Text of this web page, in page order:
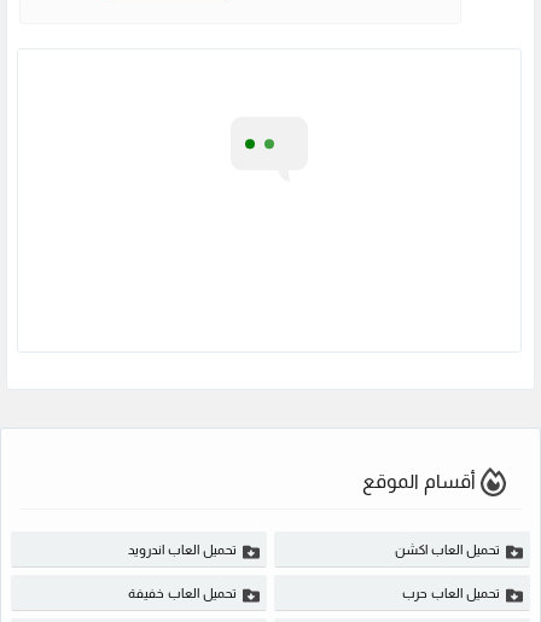
أقسام الموقع
تحميل العاب اكشن تحميل العاب اندرويد
تحميل العاب حرب تحميل العاب خفيفة